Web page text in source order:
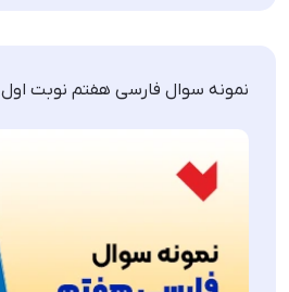
نمونه سوال فارسی هفتم نوبت اول